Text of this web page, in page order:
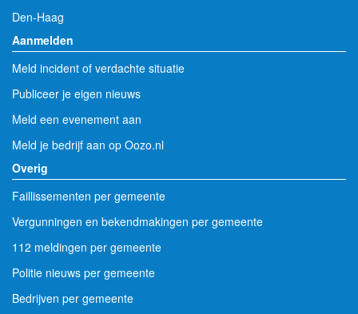
Den-Haag
Aanmelden
Meld incident of verdachte situatie
Publiceer je eigen nieuws
Meld een evenement aan
Meld je bedrijf aan op Oozo.nl
Overig
Faillissementen per gemeente
Vergunningen en bekendmakingen per gemeente
112 meldingen per gemeente
Politie nieuws per gemeente
Bedrijven per gemeente